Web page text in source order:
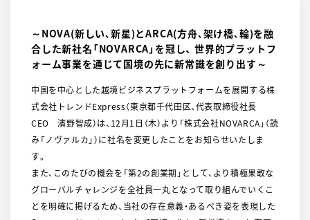
～NOVA(新しい､新星)とARCA(方舟､架け橋､輪)を融
合した新社名「NOVARCA」を冠し、 世界的プラットフ
ォーム事業を通じて国境の先に新常識を創り出す～
中国を中心とした越境ビジネスプラットフォームを展開する株
式会社トレンドExpress（東京都千代田区、代表取締役社長
CEO 濱野智成）は、12月1日（木）より「株式会社NOVARCA」（読
み「ノヴァルカ」）に社名を変更したことをお知らせいたしま
す。
また、このたびの機会を「第2の創業期」として、より積極果敢な
グローバルチャレンジを全社員一丸となって取り組んでいくこ
とを明確に掲げるため、当社の存在意義・あるべき姿を表現した